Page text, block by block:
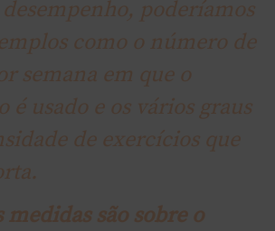
poderíamos
como o número de
semana em que o
é usado e os vários graus
de exercícios que
medidas são sobre o